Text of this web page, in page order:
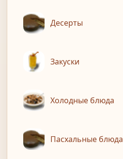
Десерты
Закуски
Холодные блюда
Пасхальные блюда